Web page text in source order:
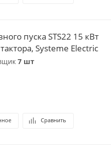
пуска STS22 15 кВт
Systeme Electric
7 шт
Сравнить